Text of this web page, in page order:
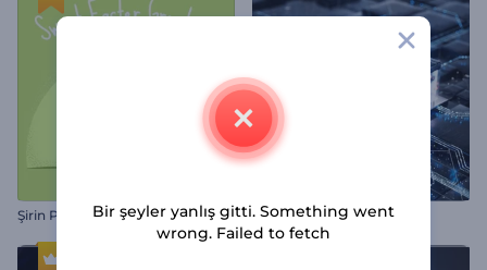
Şirin Paskalya Tebrik Kartı Mikroçip Teknolojisi İntro
Bir şeyler yanlış gitti. Something went
wrong. Failed to fetch